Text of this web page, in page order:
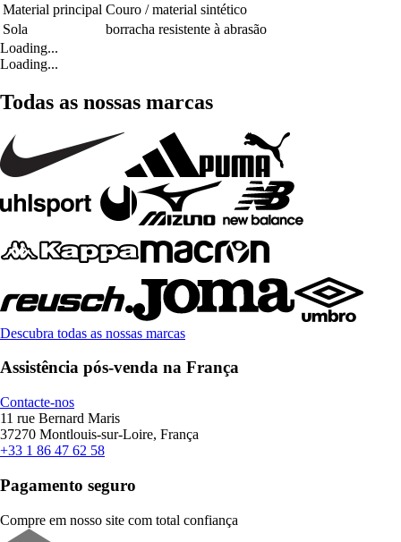
Material principal Couro / material sintético
Sola
borracha resistente à abrasão
Loading...
Loading...
Todas as nossas marcas
Descubra todas as nossas marcas
Assistência pós-venda na França
Contacte-nos
11 rue Bernard Maris
37270 Montlouis-sur-Loire, França
+33 1 86 47 62 58
Pagamento seguro
Compre em nosso site com total confiança